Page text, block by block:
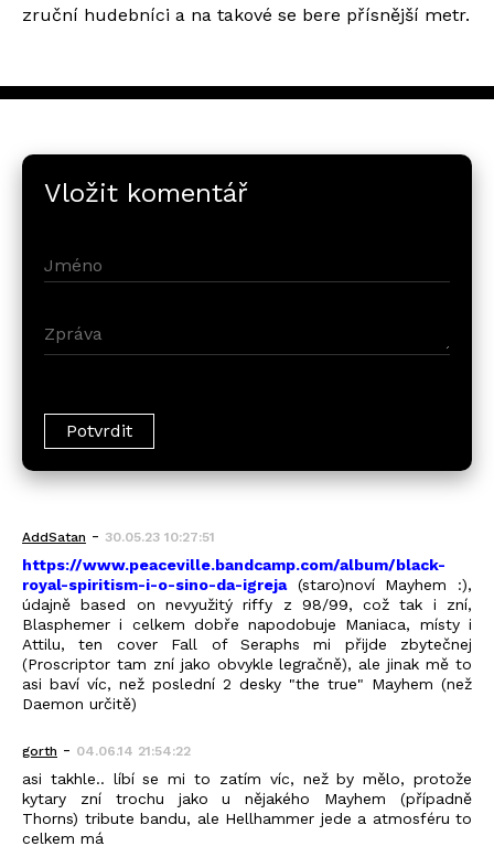
zruční hudebníci a na takové se bere přísnější metr.
Vložit komentář
AddSatan - 30.05.23 10:27:51
https://www.peaceville.bandcamp.com/album/black-
royal-spiritism-i-o-sino-da-igreja(staro)noví Mayhem :),
údajně based on nevyužitý riffy z 98/99, což tak i zní,
Blasphemer i celkem dobře napodobuje Maniaca, místy i
Attilu, ten cover Fall of Seraphs mi přijde zbytečnej
(Proscriptor tam zní jako obvykle legračně), ale jinak mě to
asi baví víc, než poslední 2 desky "the true" Mayhem (než
Daemon určitě)
gorth - 04.06.14 21:54:22
asi takhle.. líbí se mi to zatím víc, než by mělo, protože
kytary zní trochu jako u nějakého Mayhem (případně
Thorns) tribute bandu, ale Hellhammer jede a atmosféru to
celkem má